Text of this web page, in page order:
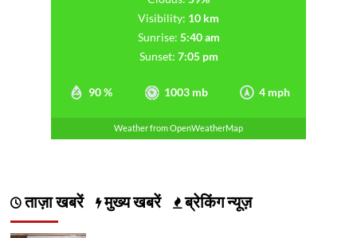
90 % 1003 mb 4 mph
Visibility: 10 km
Sunrise: 5:40 am
Sunset: 7:05 pm
Weather from OpenWeatherMap
ताज़ा खबरें मुख्य खबरें ब्रेकिंग न्यूज़